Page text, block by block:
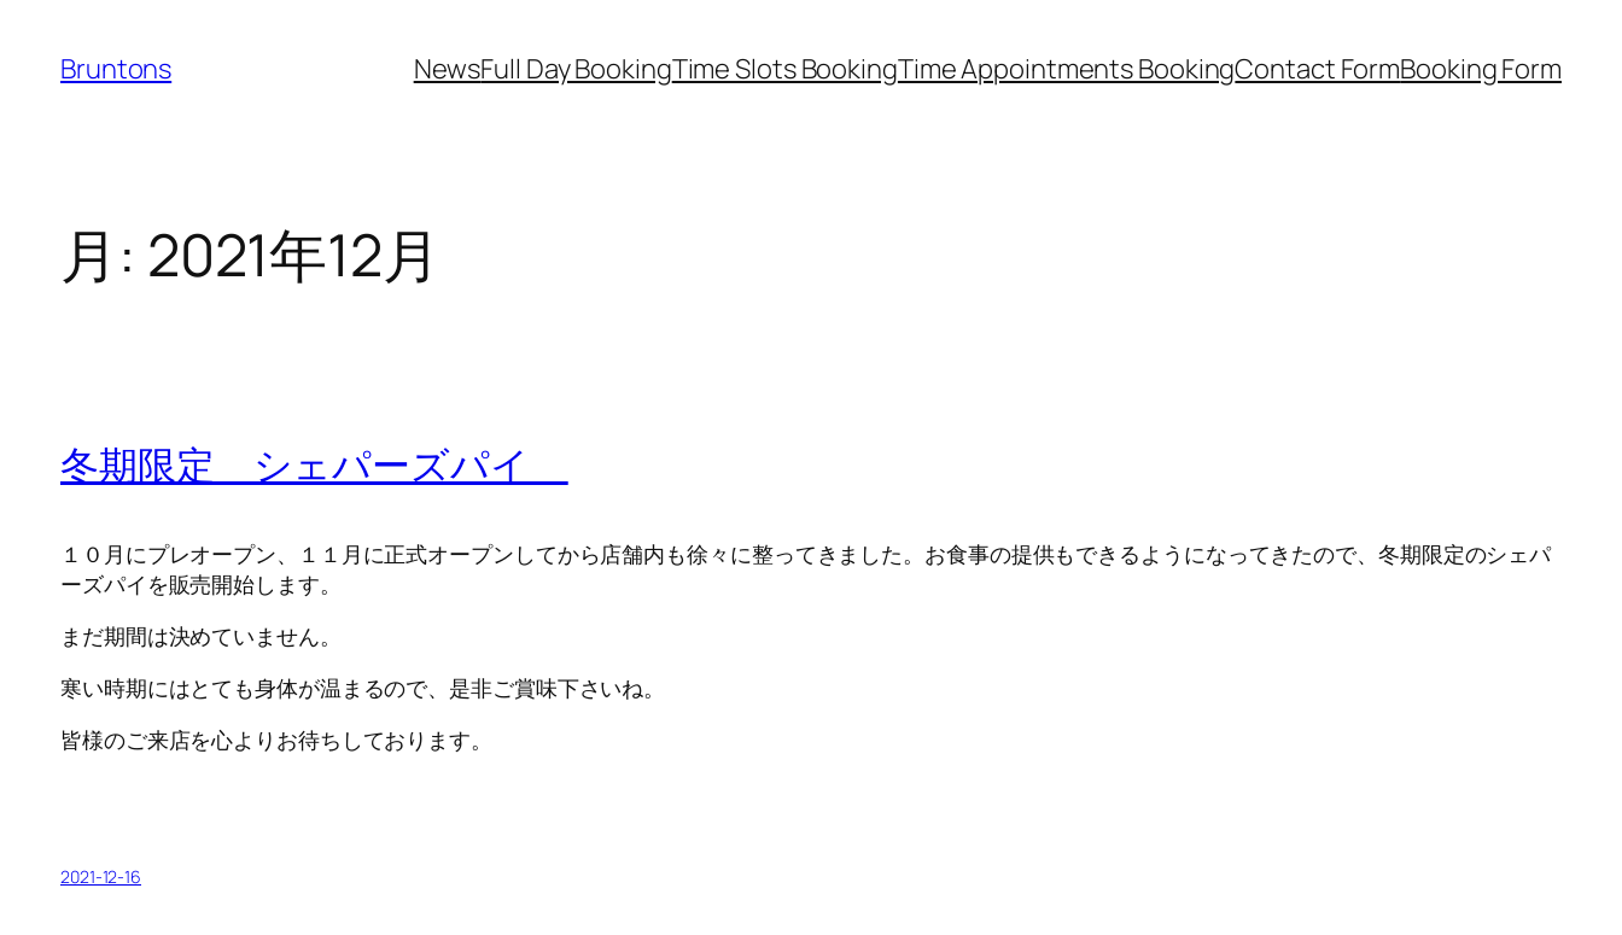
Bruntons NewsFull Day BookingTime Slots BookingTime Appointments BookingContact FormBooking Form
月: 2021年12月
冬期限定 シェパーズパイ
１０月にプレオープン、１１月に正式オープンしてから店舗内も徐々に整ってきました。お食事の提供もできるようになってきたので、冬期限定のシェパ
ーズパイを販売開始します。
まだ期間は決めていません。
寒い時期にはとても身体が温まるので、是非ご賞味下さいね。
皆様のご来店を心よりお待ちしております。
2021-12-16